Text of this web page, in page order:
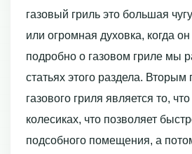
газовый гриль это большая
или огромная духовка, когда
подробно о газовом гриле мы
статьях этого раздела.
газового гриля является то,
колесиках, что позволяет
подсобного помещения, а